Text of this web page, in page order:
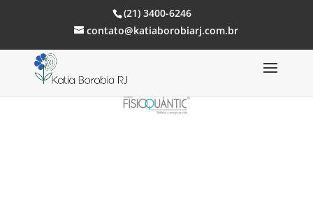
(21) 3400-6246
contato@katiaborobiarj.com.br